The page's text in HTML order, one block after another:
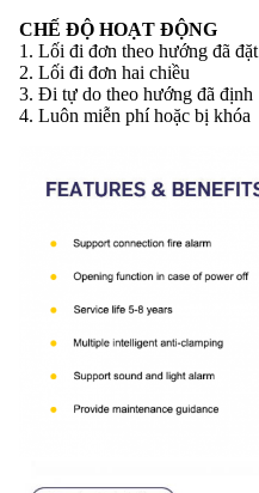
CHẾ ĐỘ HOẠT ĐỘNG
1. Lối đi đơn theo hướng đã đặt
2. Lối đi đơn hai chiều
3. Đi tự do theo hướng đã định
4. Luôn miễn phí hoặc bị khóa